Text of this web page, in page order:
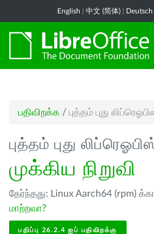
English 中文 (简体) Deutsch
பதிவிறக்க / புத்தம் புது
புத்தம் புது
முக்கிய நிறுவி
தேர்ந்தது: Linux Aarch64 (rpm)
மாற்றவா?
பதிப்பு 26.2.4 ஐப் பதிவிறக்கு